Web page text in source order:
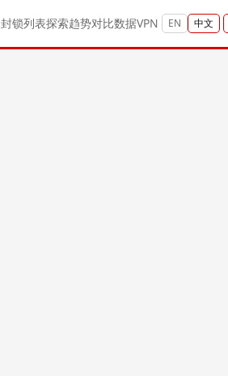
封锁列表探索趋势对比数据VPN EN 中文